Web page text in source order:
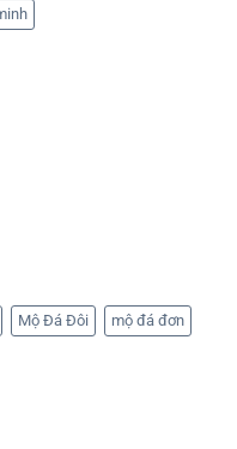
Mộ Đá Đôi mộ đá đơn